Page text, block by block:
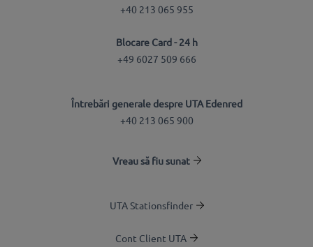
+40 213 065 955
Blocare Card - 24 h
+49 6027 509 666
Întrebări generale despre UTA Edenred
+40 213 065 900
Vreau să fiu sunat
UTA Stationsfinder
Cont Client UTA